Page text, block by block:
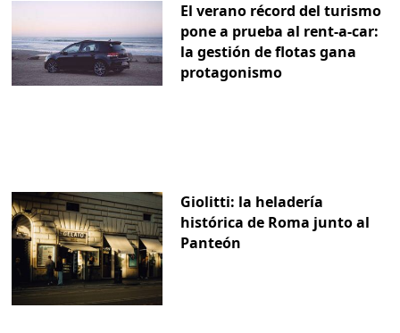
El verano récord del turismo
pone a prueba al rent-a-car:
la gestión de flotas gana
protagonismo
Giolitti: la heladería
histórica de Roma junto al
Panteón